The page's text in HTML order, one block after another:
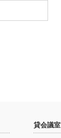
貸会議室